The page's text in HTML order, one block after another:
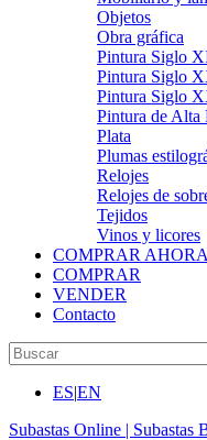
Objetos
Obra gráfica
Pintura Siglo
Pintura Siglo
Pintura Siglo
Pintura de Alta
Plata
Plumas
Relojes
Relojes de
Tejidos
Vinos y licores
COMPRAR AHORA
COMPRAR
VENDER
Contacto
ES|EN
Subastas Online | Subastas